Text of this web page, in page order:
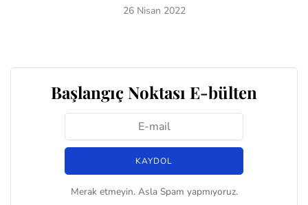
26 Nisan 2022
Başlangıç Noktası E-bülten
Merak etmeyin. Asla Spam yapmıyoruz.